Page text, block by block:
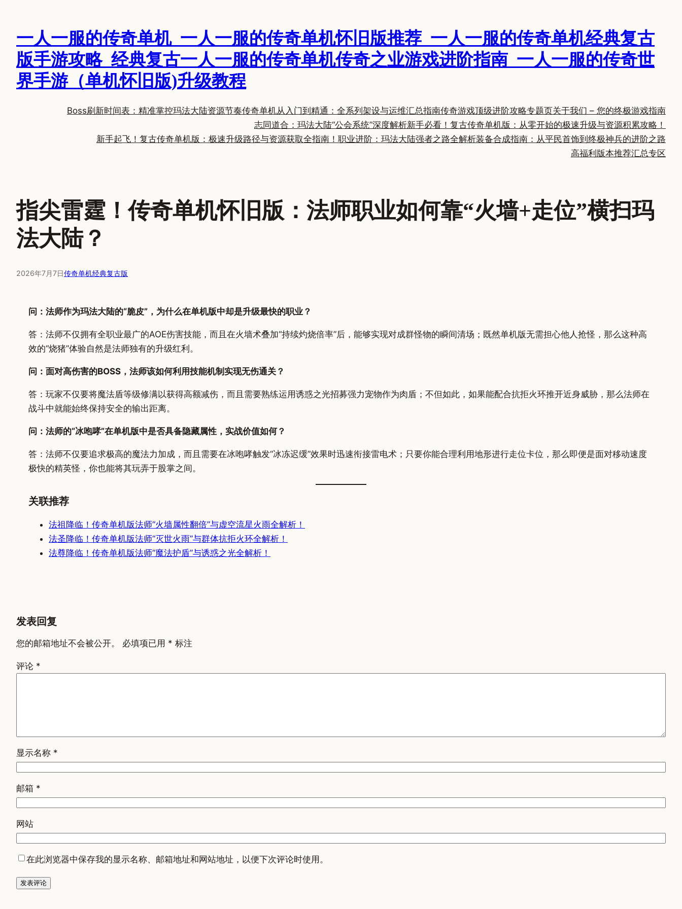
一人一服的传奇单机_一人一服的传奇单机怀旧版推荐_一人一服的传奇单机经典复古
版手游攻略_经典复古一人一服的传奇单机传奇之业游戏进阶指南_一人一服的传奇世
界手游（单机怀旧版)升级教程
Boss刷新时间表：精准掌控玛法大陆资源节奏传奇单机从入门到精通：全系列架设与运维汇总指南传奇游戏顶级进阶攻略专题页关于我们 – 您的终极游戏指南
志同道合：玛法大陆“公会系统”深度解析新手必看！复古传奇单机版：从零开始的极速升级与资源积累攻略！
新手起飞！复古传奇单机版：极速升级路径与资源获取全指南！ 职业进阶：玛法大陆强者之路全解析装备合成指南：从平民首饰到终极神兵的进阶之路
高福利版本推荐汇总专区
指尖雷霆！传奇单机怀旧版：法师职业如何靠“火墙+走位”横扫玛
法大陆？
2026年7月7日传奇单机经典复古版
问：法师作为玛法大陆的“脆皮”，为什么在单机版中却是升级最快的职业？
答：法师不仅拥有全职业最广的AOE伤害技能，而且在火墙术叠加“持续灼烧倍率”后，能够实现对成群怪物的瞬间清场；既然单机版无需担心他人抢怪，那么这种高
效的“烧猪”体验自然是法师独有的升级红利。
问：面对高伤害的BOSS，法师该如何利用技能机制实现无伤通关？
答：玩家不仅要将魔法盾等级修满以获得高额减伤，而且需要熟练运用诱惑之光招募强力宠物作为肉盾；不但如此，如果能配合抗拒火环推开近身威胁，那么法师在
战斗中就能始终保持安全的输出距离。
问：法师的“冰咆哮”在单机版中是否具备隐藏属性，实战价值如何？
答：法师不仅要追求极高的魔法力加成，而且需要在冰咆哮触发“冰冻迟缓”效果时迅速衔接雷电术；只要你能合理利用地形进行走位卡位，那么即便是面对移动速度
极快的精英怪，你也能将其玩弄于股掌之间。
关联推荐
法祖降临！传奇单机版法师“火墙属性翻倍”与虚空流星火雨全解析！
法圣降临！传奇单机版法师“灭世火雨”与群体抗拒火环全解析！
法尊降临！传奇单机版法师“魔法护盾”与诱惑之光全解析！
发表回复
您的邮箱地址不会被公开。 必填项已用 * 标注
评论 *
显示名称 *
邮箱 *
网站
在此浏览器中保存我的显示名称、邮箱地址和网站地址，以便下次评论时使用。